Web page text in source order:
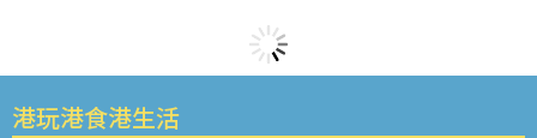
港玩港食港生活